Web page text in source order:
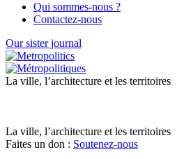
Qui sommes-nous ?
Contactez-nous
Our sister journal
La ville, l’architecture et les territoires
La ville, l’architecture et les territoires
Faites un don : Soutenez-nous